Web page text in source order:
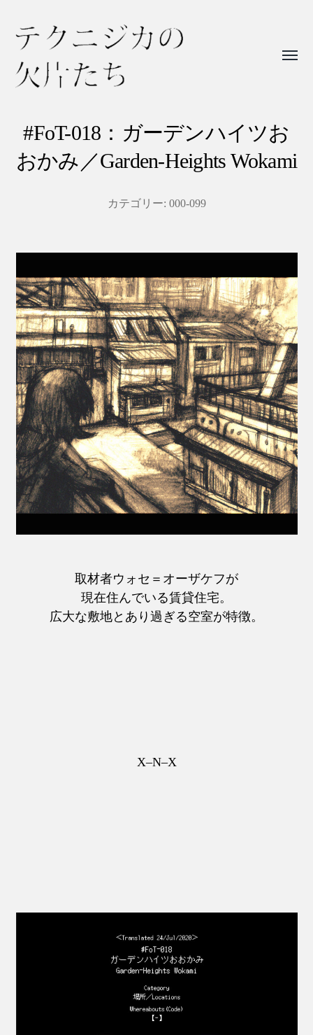
ニ
ジ
片
た
ち
#FoT-018：ガーデンハイツお
おかみ／Garden-Heights Wokami
カテゴリー: 000-099
取材者ウォセ＝オーザケフが
現在住んでいる賃貸住宅。
広大な敷地とあり過ぎる空室が特徴。
X–N–X